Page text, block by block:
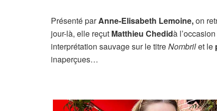
Présenté parAnne-Elisabeth Lemoine,on
jour-là, elle reçut Matthieu Chedidà
interprétation sauvage sur le titreNombrilet le
inaperçues…